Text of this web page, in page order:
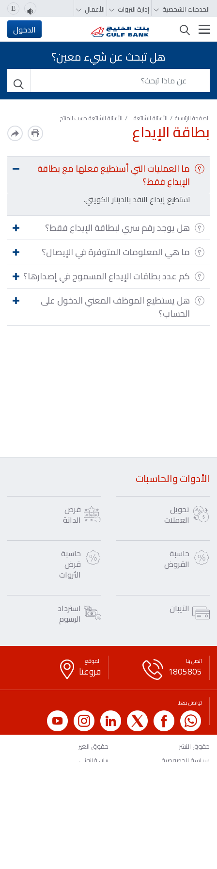
الخدمات الشخصية إدارة الثروات الأعمال E
تغيير التصفّح الدخول
هل تبحث عن شيء معين؟
الصفحة الرئيسية الأسئلة الشائعة الأسئلة الشائعة حسب المنتج
بطاقة الإيداع
ما العمليات التي أستطيع فعلها مع بطاقة
الإيداع فقط؟
تستطيع إيداع النقد بالدينار الكويتي.
هل يوجد رقم سري لبطاقة الإيداع فقط؟
ما هي المعلومات المتوفرة في الإيصال؟
كم عدد بطاقات الإيداع المسموح في إصدارها؟
هل يستطيع الموظف المعني الدخول على
الحساب؟
الأدوات والحاسبات
تحويل
العملات
فرص
الدانة
حاسبة
القروض
حاسبة
قرض
الثروات
الآيبان استرداد
الرسوم
اتصل بنا
1805805
الموقع
فروعنا
تواصل معنا
حقوق النشر
حقوق الغير
سياسة الخصوصية
بيان قانوني